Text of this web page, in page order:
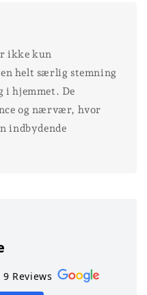
ikke kun
helt særlig stemning
i hjemmet. De
og nærvær, hvor
indbydende